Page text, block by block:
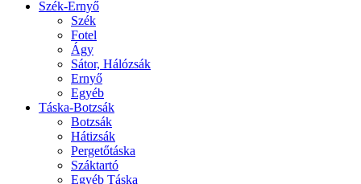
Szék-Ernyő
Szék
Fotel
Ágy
Sátor, Hálózsák
Ernyő
Egyéb
Táska-Botzsák
Botzsák
Hátizsák
Pergetőtáska
Száktartó
Egyéb Táska